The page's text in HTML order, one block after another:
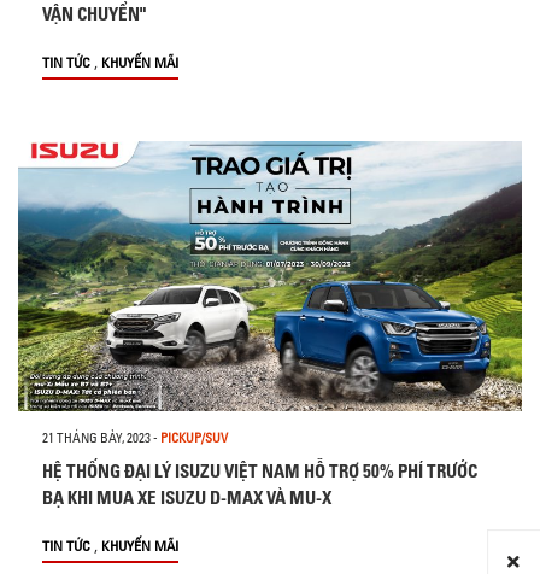
VẬN CHUYỂN"
TIN TỨC , KHUYẾN MÃI
21 THÁNG BẢY, 2023- PICKUP/SUV
HỆ THỐNG ĐẠI LÝ ISUZU VIỆT NAM HỖ TRỢ 50% PHÍ TRƯỚC
BẠ KHI MUA XE ISUZU D-MAX VÀ MU-X
TIN TỨC , KHUYẾN MÃI